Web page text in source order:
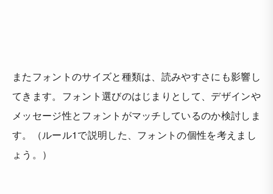
またフォントのサイズと種類は、読みやすさにも影響し
てきます。フォント選びのはじまりとして、デザインや
メッセージ性とフォントがマッチしているのか検討しま
す。（ルール1で説明した、フォントの個性を考えまし
ょう。）